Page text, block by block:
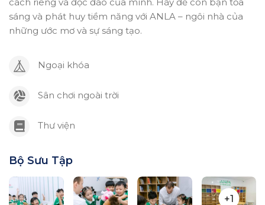
sáng và phát huy tiềm năng với ANLA – ngôi nhà của
những ước mơ và sự sáng tạo.
Ngoại khóa
Sân chơi ngoài trời
Thư viện
Bộ Sưu Tập
+1